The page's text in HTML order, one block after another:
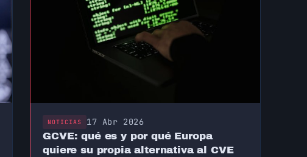
NOTICIAS 17 Abr 2026
GCVE: qué es y por qué Europa
quiere su propia alternativa al CVE